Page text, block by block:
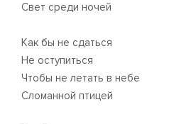
Свет среди ночей
Как бы не сдаться
Не оступиться
Чтобы не летать в небе
Сломанной птицей